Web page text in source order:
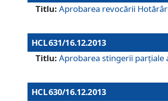
Titlu: Aprobarea revocării
HCL 631/16.12.2013
Titlu: Aprobarea stingerii parţiale
HCL 630/16.12.2013